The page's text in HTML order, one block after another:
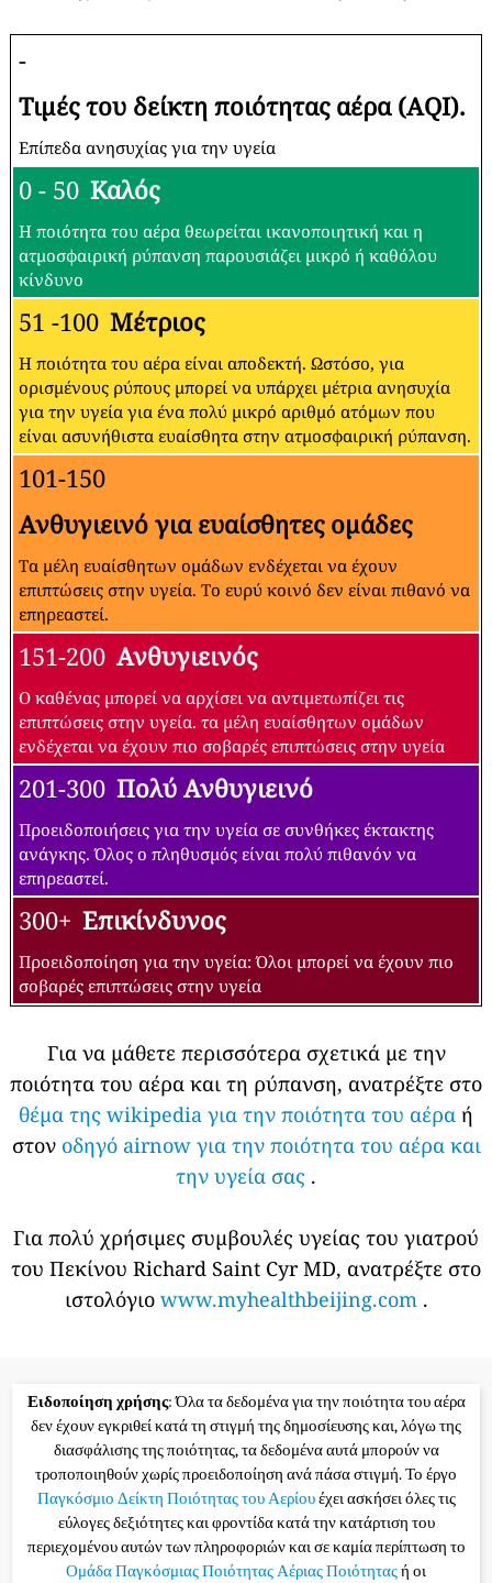
-
Τιμές του δείκτη ποιότητας αέρα (AQI).
Επίπεδα ανησυχίας για την υγεία
0 - 50 Καλός
Η ποιότητα του αέρα θεωρείται ικανοποιητική και η
ατμοσφαιρική ρύπανση παρουσιάζει μικρό ή καθόλου
κίνδυνο
51 -100 Μέτριος
Η ποιότητα του αέρα είναι αποδεκτή. Ωστόσο, για
ορισμένους ρύπους μπορεί να υπάρχει μέτρια ανησυχία
για την υγεία για ένα πολύ μικρό αριθμό ατόμων που
είναι ασυνήθιστα ευαίσθητα στην ατμοσφαιρική ρύπανση.
101-150
Ανθυγιεινό για ευαίσθητες ομάδες
Τα μέλη ευαίσθητων ομάδων ενδέχεται να έχουν
επιπτώσεις στην υγεία. Το ευρύ κοινό δεν είναι πιθανό να
επηρεαστεί.
151-200 Ανθυγιεινός
Ο καθένας μπορεί να αρχίσει να αντιμετωπίζει τις
επιπτώσεις στην υγεία. τα μέλη ευαίσθητων ομάδων
ενδέχεται να έχουν πιο σοβαρές επιπτώσεις στην υγεία
201-300 Πολύ Ανθυγιεινό
Προειδοποιήσεις για την υγεία σε συνθήκες έκτακτης
ανάγκης. Όλος ο πληθυσμός είναι πολύ πιθανόν να
επηρεαστεί.
300+ Επικίνδυνος
Προειδοποίηση για την υγεία: Όλοι μπορεί να έχουν πιο
σοβαρές επιπτώσεις στην υγεία
Για να μάθετε περισσότερα σχετικά με την
ποιότητα του αέρα και τη ρύπανση, ανατρέξτε στο
θέμα της wikipedia για την ποιότητα του αέρα ή
στον οδηγό airnow για την ποιότητα του αέρα και
την υγεία σας .
Για πολύ χρήσιμες συμβουλές υγείας του γιατρού
του Πεκίνου Richard Saint Cyr MD, ανατρέξτε στο
ιστολόγιο www.myhealthbeijing.com.
Ειδοποίηση χρήσης: Όλα τα δεδομένα για την ποιότητα του αέρα
δεν έχουν εγκριθεί κατά τη στιγμή της δημοσίευσης και, λόγω της
διασφάλισης της ποιότητας, τα δεδομένα αυτά μπορούν να
τροποποιηθούν χωρίς προειδοποίηση ανά πάσα στιγμή. Το έργο
Παγκόσμιο Δείκτη Ποιότητας του Αερίουέχει ασκήσει όλες τις
εύλογες δεξιότητες και φροντίδα κατά την κατάρτιση του
περιεχομένου αυτών των πληροφοριών και σε καμία περίπτωση το
Ομάδα Παγκόσμιας Ποιότητας Αέριας Ποιότηταςή οι